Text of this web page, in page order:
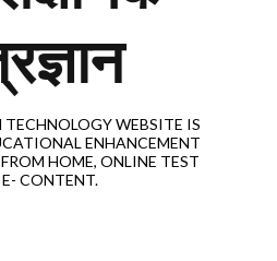
WEBSITE IS
ENHANCEMENT
HOME, ONLINE TEST
CONTENT.